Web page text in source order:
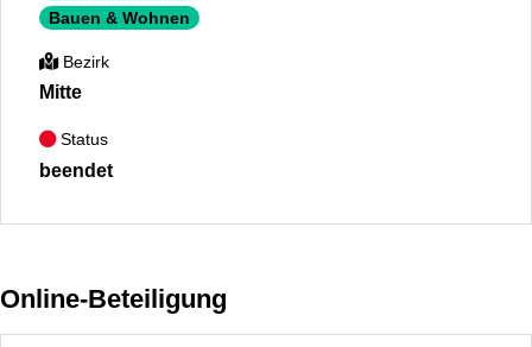
Bauen & Wohnen
Bezirk
Mitte
Status
beendet
Online-Beteiligung